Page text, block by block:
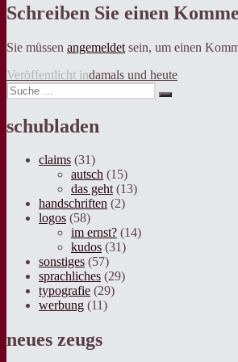
Schreiben Sie einen
Sie müssen angemeldet sein, um einen
Beitragsnavigation
Veröffentlicht indamals und heute
Suche
nach:
Suche
schubladen
claims (31)
autsch (15)
das geht(13)
handschriften (2)
logos (58)
im ernst? (14)
kudos (31)
sonstiges (57)
sprachliches (29)
typografie (29)
werbung (11)
neues zeugs